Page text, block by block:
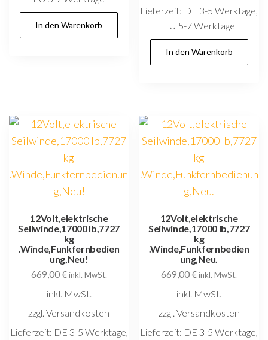
In den Warenkorb
Lieferzeit: DE 3-5 Werktage,
EU 5-7 Werktage
In den Warenkorb
12Volt,elektrische
Seilwinde,17000 lb,7727
kg
.Winde,Funkfernbedien
ung,Neu!
669,00€inkl. MwSt.
inkl. MwSt.
zzgl. Versandkosten
Lieferzeit: DE 3-5 Werktage,
12Volt,elektrische
Seilwinde,17000 lb,7727
kg
.Winde,Funkfernbedien
ung,Neu.
669,00€inkl. MwSt.
inkl. MwSt.
zzgl. Versandkosten
Lieferzeit: DE 3-5 Werktage,